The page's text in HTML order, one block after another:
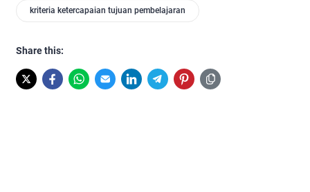
kriteria ketercapaian tujuan pembelajaran
Share this: